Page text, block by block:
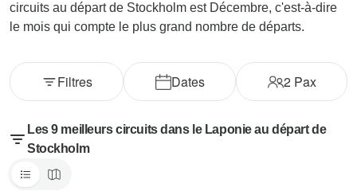
circuits au départ de Stockholm est Décembre, c'est-à-dire
le mois qui compte le plus grand nombre de départs.
Dates 2Pax
Filtres
Les 9 meilleurs circuits dans le Laponie au départ de
Stockholm